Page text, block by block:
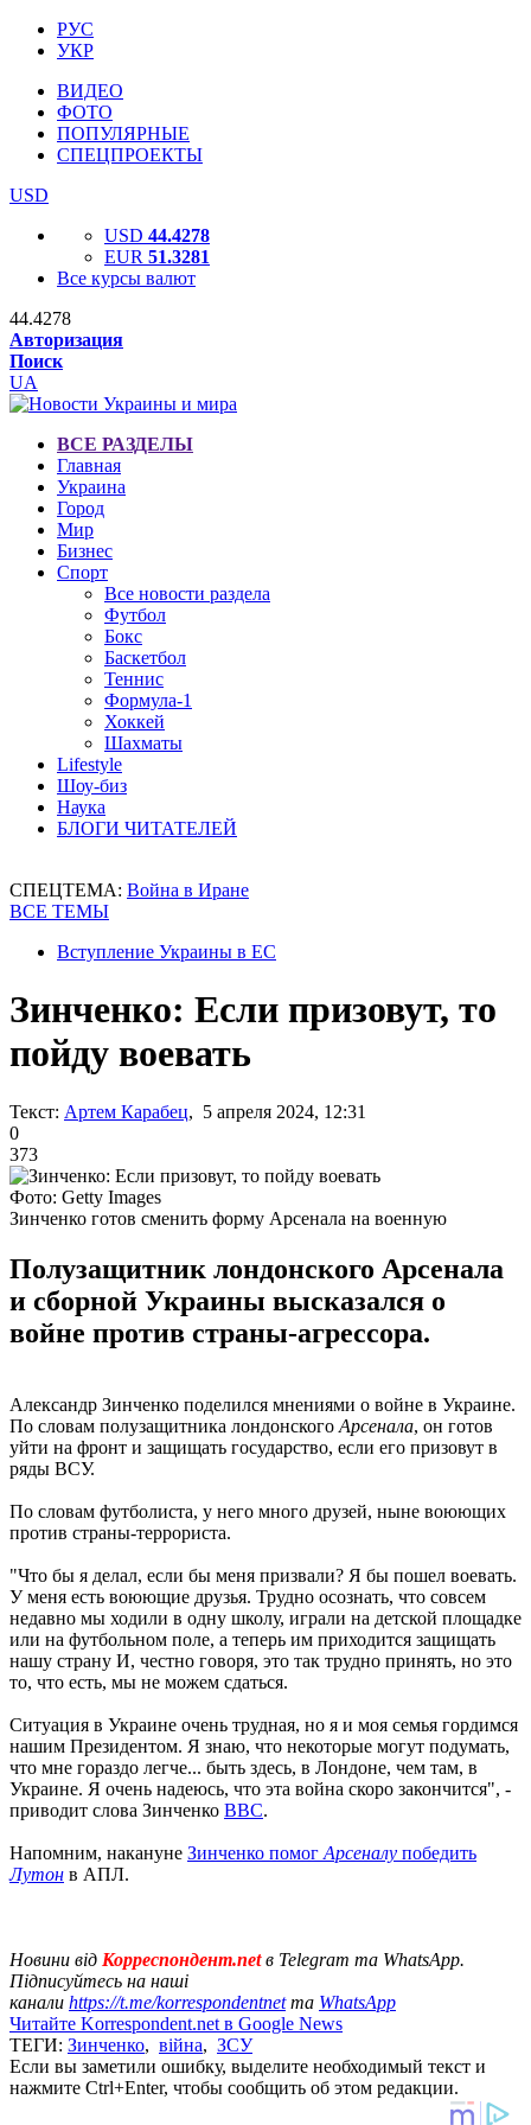
РУС
УКР
ВИДЕО
ФОТО
ПОПУЛЯРНЫЕ
СПЕЦПРОЕКТЫ
USD
USD 44.4278
EUR 51.3281
Все курсы валют
44.4278
Авторизация
Поиск
UA
ВСЕ РАЗДЕЛЫ
Главная
Украина
Город
Мир
Бизнес
Спорт
Все новости раздела
Футбол
Бокс
Баскетбол
Теннис
Формула-1
Хоккей
Шахматы
Lifestyle
Шоу-биз
Наука
БЛОГИ ЧИТАТЕЛЕЙ
СПЕЦТЕМА: Война в Иране
ВСЕ ТЕМЫ
Вступление Украины в ЕС
Зинченко: Если призовут, то
пойду воевать
Текст: Артем Карабец, 5 апреля 2024, 12:31
0
373
Фото: Getty Images
Зинченко готов сменить форму Арсенала на военную
Полузащитник лондонского Арсенала
и сборной Украины высказался о
войне против страны-агрессора.
Александр Зинченко поделился мнениями о войне в Украине.
По словам полузащитника лондонского Арсенала, он готов
уйти на фронт и защищать государство, если его призовут в
ряды ВСУ.
По словам футболиста, у него много друзей, ныне воюющих
против страны-террориста.
"Что бы я делал, если бы меня призвали? Я бы пошел воевать.
У меня есть воюющие друзья. Трудно осознать, что совсем
недавно мы ходили в одну школу, играли на детской площадке
или на футбольном поле, а теперь им приходится защищать
нашу страну И, честно говоря, это так трудно принять, но это
то, что есть, мы не можем сдаться.
Ситуация в Украине очень трудная, но я и моя семья гордимся
нашим Президентом. Я знаю, что некоторые могут подумать,
что мне гораздо легче... быть здесь, в Лондоне, чем там, в
Украине. Я очень надеюсь, что эта война скоро закончится", -
приводит слова Зинченко ВВС.
Напомним, накануне Зинченко помог Арсеналу победить
Лутон в АПЛ.
Новини від Корреспондент.netв Telegram та WhatsApp.
Підписуйтесь на наші
канали https://t.me/korrespondentnetта WhatsApp
Читайте Korrespondent.net в Google News
ТЕГИ: Зинченко, війна, ЗСУ
Если вы заметили ошибку, выделите необходимый текст и
нажмите Ctrl+Enter, чтобы сообщить об этом редакции.